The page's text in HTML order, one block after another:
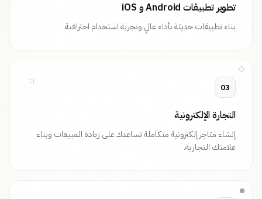
تطوير تطبيقات Android و iOS
بناء تطبيقات حديثة بأداء عالٍ وتجربة استخدام احترافية.
03
التجارة الإلكترونية
إنشاء متاجر إلكترونية متكاملة تساعدك على زيادة المبيعات وبناء
علامتك التجارية.